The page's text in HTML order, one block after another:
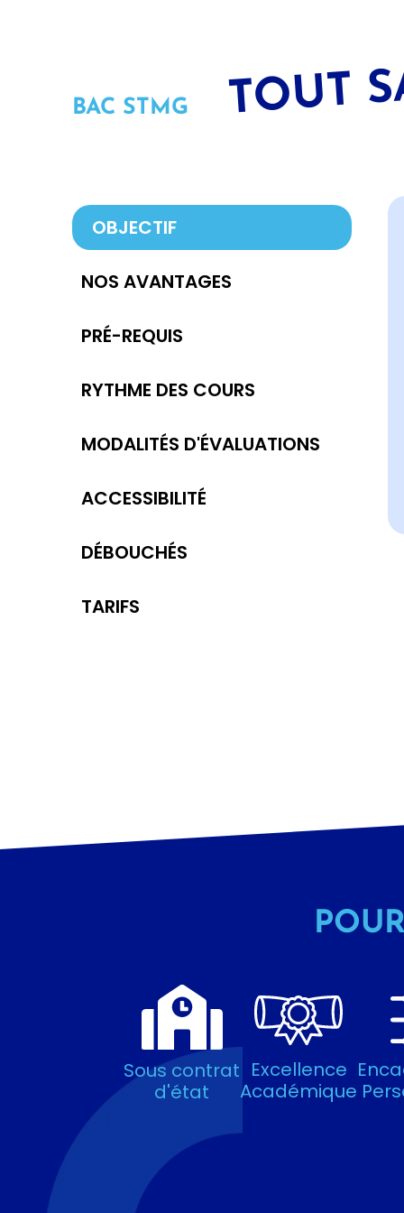
TOUT
BAC STMG
OBJECTIF
NOS AVANTAGES
PRÉ-REQUIS
RYTHME DES COURS
MODALITÉS D'ÉVALUATIONS
ACCESSIBILITÉ
DÉBOUCHÉS
TARIFS
Sous contrat
d'état
Excellence
Académique